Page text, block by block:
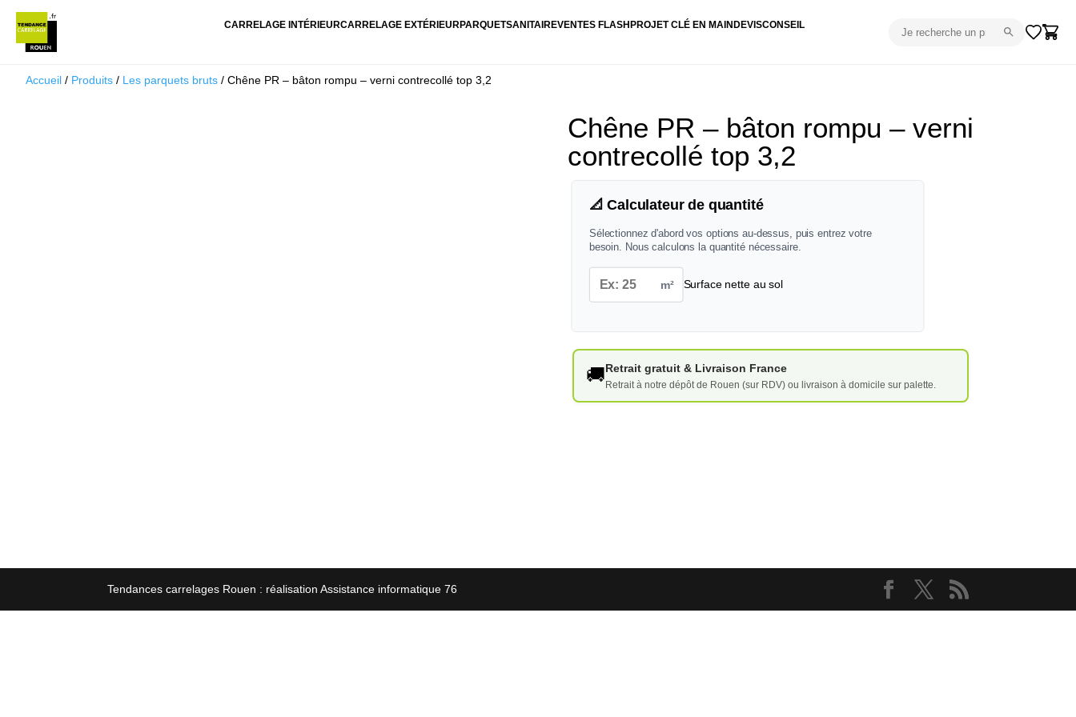
CARRELAGE INTÉRIEURCARRELAGE EXTÉRIEURPARQUETSANITAIREVENTES FLASH PROJET CLÉ EN MAIN DEVISCONSEIL
Accueil / Produits / Les parquets bruts / Chêne PR – bâton rompu – verni contrecollé top 3,2
Chêne PR – bâton rompu – verni
contrecollé top 3,2
📐 Calculateur de quantité
Sélectionnez d'abord vos options au-dessus, puis entrez votre
besoin. Nous calculons la quantité nécessaire.
m² Surface nette au sol
🚚Retrait gratuit & Livraison France
Retrait à notre dépôt de Rouen (sur RDV) ou livraison à domicile sur palette.
Tendances carrelages Rouen : réalisation Assistance informatique 76